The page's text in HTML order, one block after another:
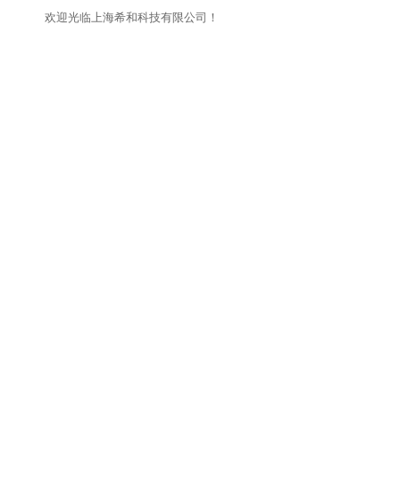
欢迎光临上海希和科技有限公司！